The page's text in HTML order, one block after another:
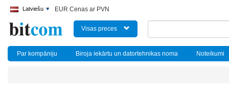
Latviešu EUR Cenas ar PVN
Visas preces
Par kompāniju Biroja iekārtu un datortehnikas noma Noteikumi